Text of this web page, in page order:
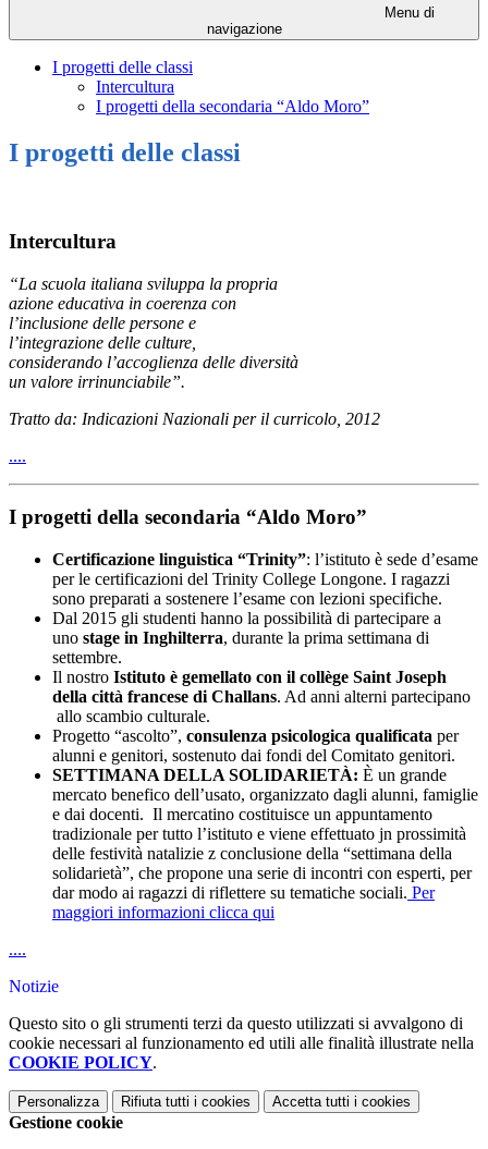
Menu di
navigazione
I progetti delle classi
Intercultura
I progetti della secondaria “Aldo Moro”
I progetti delle classi
Intercultura
“La scuola italiana sviluppa la propria
azione educativa in coerenza con
l’inclusione delle persone e
l’integrazione delle culture,
considerando l’accoglienza delle diversità
un valore irrinunciabile”.
Tratto da: Indicazioni Nazionali per il curricolo, 2012
....
I progetti della secondaria “Aldo Moro”
Certificazione linguistica “Trinity”: l’istituto è sede d’esame
per le certificazioni del Trinity College Longone. I ragazzi
sono preparati a sostenere l’esame con lezioni specifiche.
Dal 2015 gli studenti hanno la possibilità di partecipare a
uno stage in Inghilterra, durante la prima settimana di
settembre.
Il nostro Istituto è gemellato con il collège Saint Joseph
della città francese di Challans. Ad anni alterni partecipano
allo scambio culturale.
Progetto “ascolto”, consulenza psicologica qualificata per
alunni e genitori, sostenuto dai fondi del Comitato genitori.
SETTIMANA DELLA SOLIDARIETÀ: È un grande
mercato benefico dell’usato, organizzato dagli alunni, famiglie
e dai docenti. Il mercatino costituisce un appuntamento
tradizionale per tutto l’istituto e viene effettuato jn prossimità
delle festività natalizie z conclusione della “settimana della
solidarietà”, che propone una serie di incontri con esperti, per
dar modo ai ragazzi di riflettere su tematiche sociali. Per
maggiori informazioni clicca qui
....
Notizie
Questo sito o gli strumenti terzi da questo utilizzati si avvalgono di
cookie necessari al funzionamento ed utili alle finalità illustrate nella
COOKIE POLICY.
Personalizza Rifiuta tutti i cookies Accetta tutti i cookies
Gestione cookie